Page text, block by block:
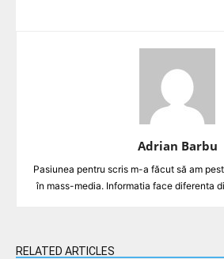
Adrian Barbu
Pasiunea pentru scris m-a făcut să am
în mass-media. Informatia face diferenta
RELATED ARTICLES